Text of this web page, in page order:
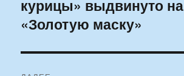
записям
курицы» выдвинуто на
«Золотую маску»